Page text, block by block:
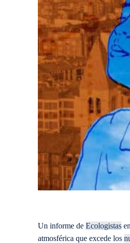
Un informe de Ecologistas
atmosférica que excede los